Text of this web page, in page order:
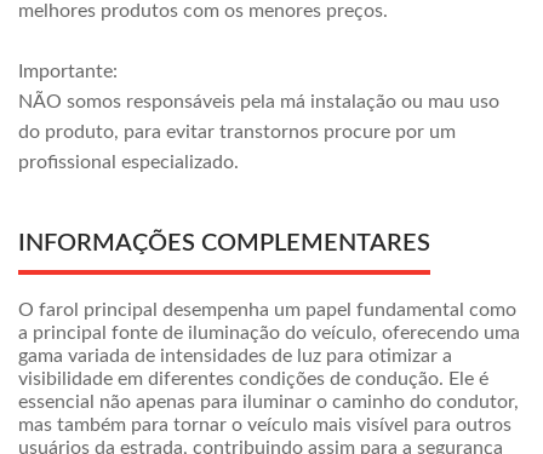
melhores produtos com os menores preços.
Importante:
NÃO somos responsáveis pela má instalação ou mau uso
do produto, para evitar transtornos procure por um
profissional especializado.
INFORMAÇÕES COMPLEMENTARES
O farol principal desempenha um papel fundamental como
a principal fonte de iluminação do veículo, oferecendo uma
gama variada de intensidades de luz para otimizar a
visibilidade em diferentes condições de condução. Ele é
essencial não apenas para iluminar o caminho do condutor,
mas também para tornar o veículo mais visível para outros
usuários da estrada, contribuindo assim para a segurança